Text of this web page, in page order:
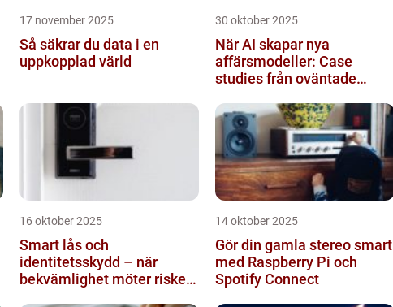
17 november 2025
Så säkrar du data i en
uppkopplad värld
30 oktober 2025
När AI skapar nya
affärsmodeller: Case
studies från oväntade
16 oktober 2025
Smart lås och
identitetsskydd – när
bekvämlighet möter risker
14 oktober 2025
Gör din gamla stereo smart
med Raspberry Pi och
Spotify Connect